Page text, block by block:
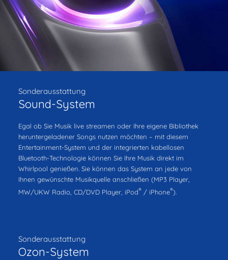
Sonderausstattung
Sound-System
Egal ob Sie Musik live streamen oder Ihre eigene Bibliothek
heruntergeladener Songs nutzen möchten – mit diesem
Entertainment-System und der integrierten kabellosen
Bluetooth-Technologie können Sie Ihre Musik direkt im
Whirlpool genießen. Sie können das System an jede von
Ihnen gewünschte Musikquelle anschließen (MP3 Player,
MW/UKW Radio, CD/DVD Player, iPod®/ iPhone®).
Sonderausstattung
Ozon-System